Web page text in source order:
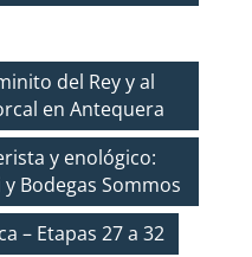
del Rey y al
en Antequera
y enológico:
Bodegas Sommos
– Etapas 27 a 32